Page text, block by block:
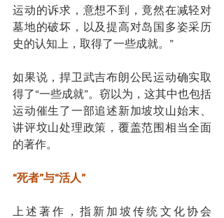
运动的诉求，意想不到，竟然在减轻对
墓地的破坏，以及提高对岛国多姿采历
史的认知上，取得了一些成就。”
如果说，捍卫武吉布朗公民运动确实取
得了“一些成就”。窃以为，这其中也包括
运动催生了一部追述新加坡坟山始末、
讲评坟山处理政策，覆盖范围相当全面
的著作。
“死者”与“活人”
上述著作，指新加坡传统文化协会